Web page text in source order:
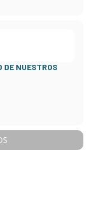
DE NUESTROS